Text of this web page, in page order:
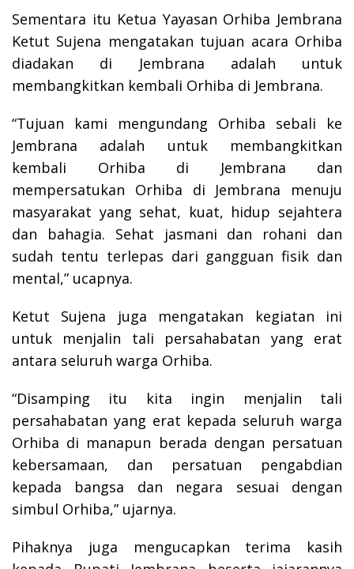
Sementara itu Ketua Yayasan Orhiba Jembrana
Ketut Sujena mengatakan tujuan acara Orhiba
diadakan di Jembrana adalah untuk
membangkitkan kembali Orhiba di Jembrana.
“Tujuan kami mengundang Orhiba sebali ke
Jembrana adalah untuk membangkitkan
kembali Orhiba di Jembrana dan
mempersatukan Orhiba di Jembrana menuju
masyarakat yang sehat, kuat, hidup sejahtera
dan bahagia. Sehat jasmani dan rohani dan
sudah tentu terlepas dari gangguan fisik dan
mental,” ucapnya.
Ketut Sujena juga mengatakan kegiatan ini
untuk menjalin tali persahabatan yang erat
antara seluruh warga Orhiba.
“Disamping itu kita ingin menjalin tali
persahabatan yang erat kepada seluruh warga
Orhiba di manapun berada dengan persatuan
kebersamaan, dan persatuan pengabdian
kepada bangsa dan negara sesuai dengan
simbul Orhiba,” ujarnya.
Pihaknya juga mengucapkan terima kasih